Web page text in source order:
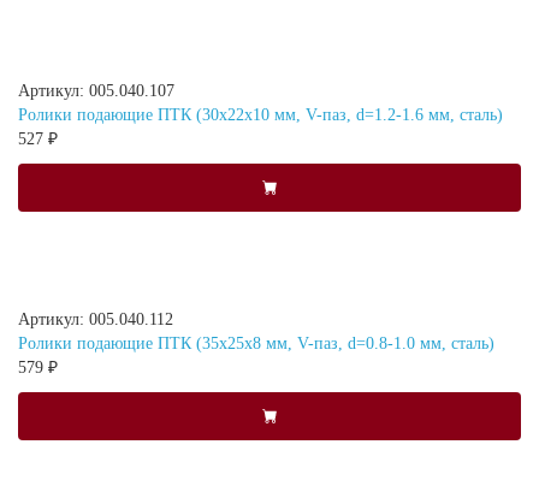
Артикул: 005.040.107
Ролики подающие ПТК (30х22х10 мм, V-паз, d=1.2-1.6 мм, сталь)
527 ₽
Артикул: 005.040.112
Ролики подающие ПТК (35х25х8 мм, V-паз, d=0.8-1.0 мм, сталь)
579 ₽